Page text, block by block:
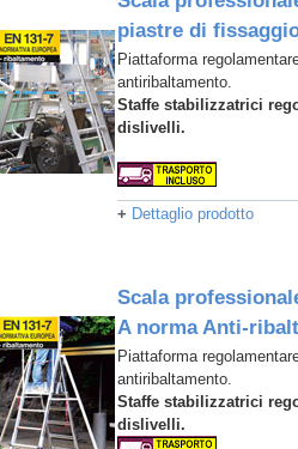
piastre di
Piattaforma
antiribaltamento.
Staffe stabilizzatrici
dislivelli.
+ Dettaglio prodotto
Scala
A norma Anti-
Piattaforma
antiribaltamento.
Staffe stabilizzatrici
dislivelli.